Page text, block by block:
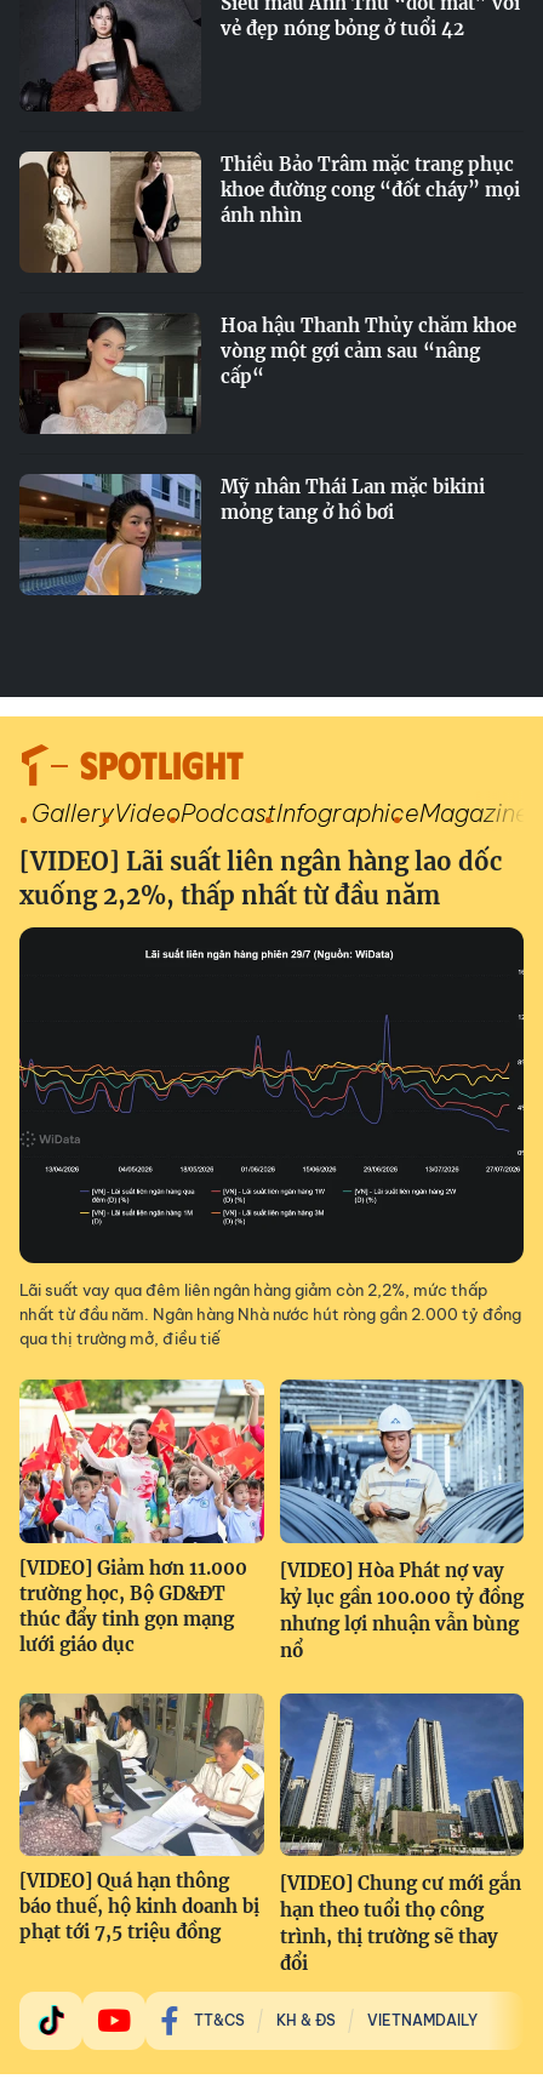
vẻ đẹp nóng bỏng ở tuổi 42
Thiều Bảo Trâm mặc trang phục
khoe đường cong “đốt cháy” mọi
ánh nhìn
Hoa hậu Thanh Thủy chăm khoe
vòng một gợi cảm sau “nâng
cấp“
Mỹ nhân Thái Lan mặc bikini
mỏng tang ở hồ bơi
SPOTLIGHT
GalleryVideoPodcastInfographiceMagazine
[VIDEO] Lãi suất liên ngân hàng lao dốc
xuống 2,2%, thấp nhất từ đầu năm
Lãi suất vay qua đêm liên ngân hàng giảm còn 2,2%, mức thấp
nhất từ đầu năm. Ngân hàng Nhà nước hút ròng gần 2.000 tỷ đồng
qua thị trường mở, điều tiế
[VIDEO] Giảm hơn 11.000
trường học, Bộ GD&ĐT
thúc đẩy tinh gọn mạng
lưới giáo dục
[VIDEO] Hòa Phát nợ vay
kỷ lục gần 100.000 tỷ đồng
nhưng lợi nhuận vẫn bùng
nổ
[VIDEO] Quá hạn thông
báo thuế, hộ kinh doanh bị
phạt tới 7,5 triệu đồng
[VIDEO] Chung cư mới gắn
hạn theo tuổi thọ công
trình, thị trường sẽ thay
đổi
TT&CS KH & ĐS VIETNAMDAILY